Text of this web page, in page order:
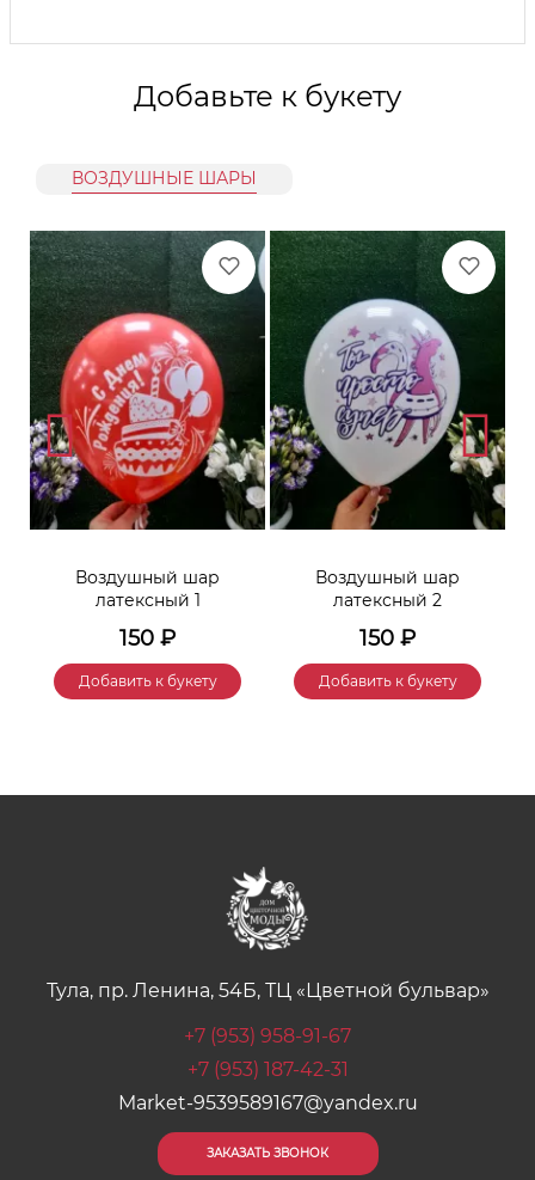
Добавьте к букету
ВОЗДУШНЫЕ ШАРЫ
Воздушный шар
латексный 1
150 ₽
Добавить к букету
Воздушный шар
латексный 2
150 ₽
Добавить к букету
Тула, пр. Ленина, 54Б, ТЦ «Цветной бульвар»
+7 (953) 958-91-67
+7 (953) 187-42-31
Market-9539589167@yandex.ru
ЗАКАЗАТЬ ЗВОНОК